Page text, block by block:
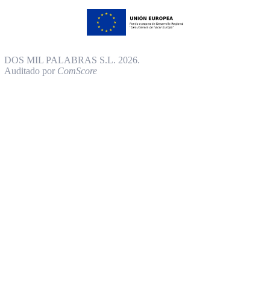
DOS MIL PALABRAS S.L. 2026.
Auditado por ComScore